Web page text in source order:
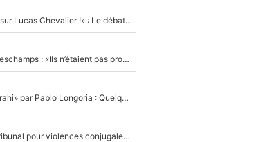
«Admets que tu t'es trompé sur Lucas Chevalier !» : Le débat sur le gardien du PSG vire au clash à l'After Foot
Zinédine Zidane et Didier Deschamps : «Ils n’étaient pas proches», les confidences d’un membre de l’équipe de France 1998 sur leur relation spéciale
Medhi Benatia s'est «senti trahi» par Pablo Longoria : Quelques semaines après son départ, l'ancien directeur de football de l'OM règle ses comptes
Des terrains de Ligue 1 au tribunal pour violences conjugales : Un arbitre français encourt une peine de 18 mois de prison !